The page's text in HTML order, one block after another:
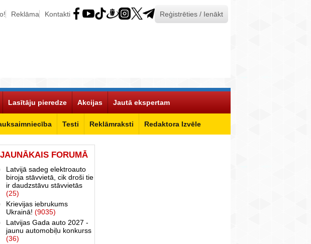
Reklāma Kontakti Reģistrēties / Ienākt
Testi Reklāmraksti Redaktora Izvēle
Lasītāju pieredze Akcijas Jautā ekspertam
JAUNĀKAIS FORUMĀ
Latvijā sadeg elektroauto
biroja stāvvietā, cik droši tie
ir daudzstāvu stāvvietās
(25)
Krievijas iebrukums
Ukrainā! (9035)
Latvijas Gada auto 2027 -
jaunu automobiļu konkurss
(36)